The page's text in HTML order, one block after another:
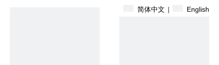
简体中文 | English